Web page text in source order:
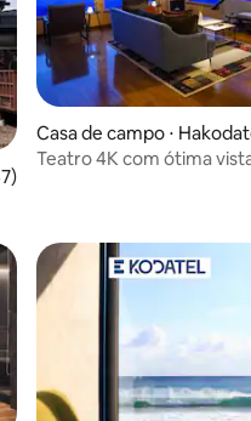
avaliação média de 5, 47
Casa de campo ⋅
Teatro 4K com ótima